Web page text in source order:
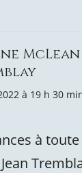
McLean
à 19 h 30
à